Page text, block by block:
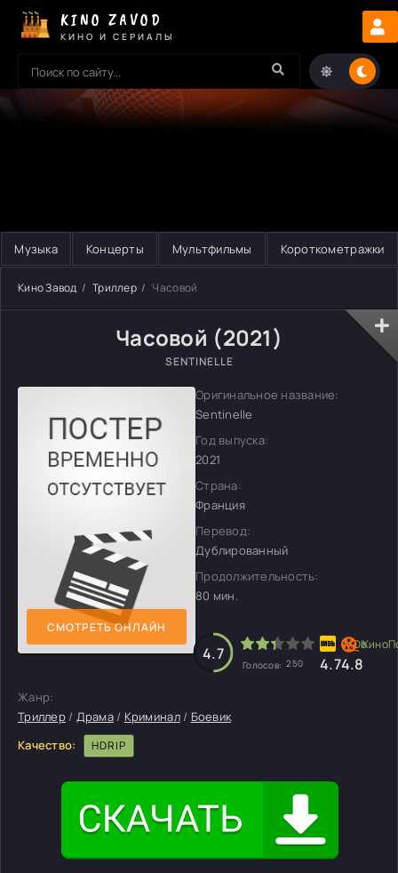
KINO ZAVOD
КИНО И СЕРИАЛЫ
Музыка Концерты Мультфильмы Короткометражки
Кино Завод Триллер Часовой
Часовой (2021)
SENTINELLE
СМОТРЕТЬ ОНЛАЙН
Оригинальное название:
Sentinelle
Год выпуска:
2021
Страна:
Франция
Перевод:
Дублированный
Продолжительность:
80 мин.
4.7
Голосов: 250 4.74.8
Жанр:
Триллер/ Драма/ Криминал/ Боевик
Качество:
HDRIP